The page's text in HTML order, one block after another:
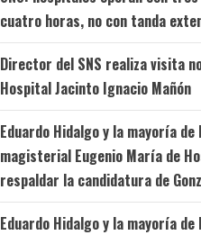
cuatro horas, no con tanda
Director del SNS realiza visita
Hospital Jacinto Ignacio Mañón
Eduardo Hidalgo y la mayoría
magisterial Eugenio María de
respaldar la candidatura de
Eduardo Hidalgo y la mayoría